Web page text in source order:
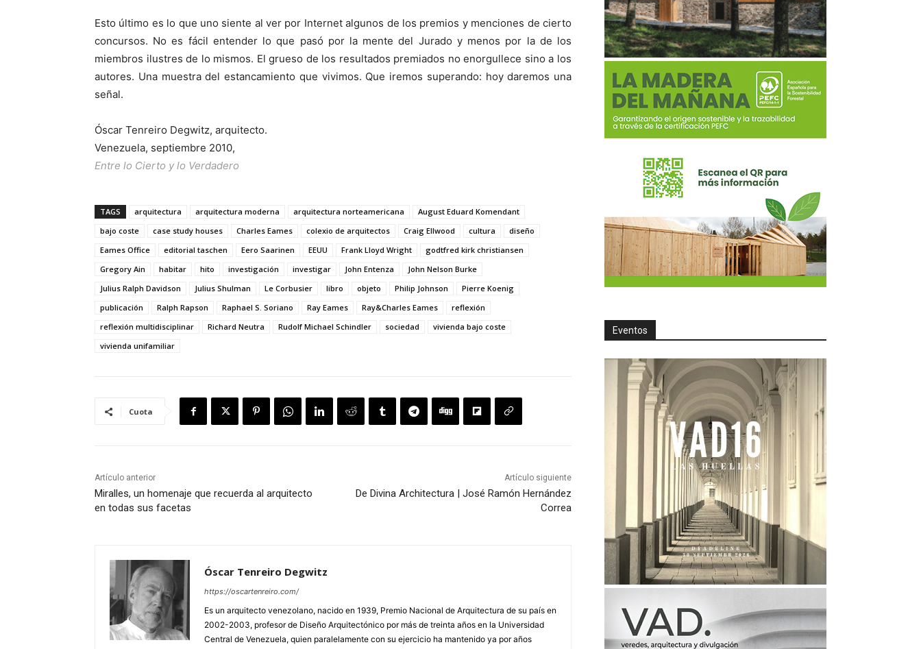
Esto último es lo que uno siente al ver por Internet algunos de los premios y menciones de cierto
concursos. No es fácil entender lo que pasó por la mente del Jurado y menos por la de los
miembros ilustres de lo mismos. El grueso de los resultados premiados no enorgullece sino a los
autores. Una muestra del estancamiento que vivimos. Que iremos superando: hoy daremos una
señal.
Óscar Tenreiro Degwitz, arquitecto.
Venezuela, septiembre 2010,
Entre lo Cierto y lo Verdadero
TAGS arquitectura arquitectura moderna arquitectura norteamericana
August Eduard Komendant
bajo coste
case study houses Charles Eames colexio de arquitectos Craig Ellwood cultura
diseño
Eames Office
editorial taschen Eero Saarinen EEUU Frank Lloyd Wright
godtfred kirk christiansen
Gregory Ain
habitar hito investigación investigar John Entenza
John Nelson Burke
Julius Ralph Davidson
Julius Shulman Le Corbusier libro objeto Philip Johnson
Pierre Koenig
publicación
Ralph Rapson Raphael S. Soriano Ray Eames Ray&Charles Eames
reflexión
reflexión multidisciplinar
Richard Neutra Rudolf Michael Schindler sociedad
vivienda bajo coste
vivienda unifamiliar
Cuota
Artículo anterior
Miralles, un homenaje que recuerda al arquitecto
en todas sus facetas
Artículo siguiente
De Divina Architectura | José Ramón Hernández
Correa
Óscar Tenreiro Degwitz
https://oscartenreiro.com/
Es un arquitecto venezolano, nacido en 1939, Premio Nacional de Arquitectura de su país en
2002-2003, profesor de Diseño Arquitectónico por más de treinta años en la Universidad
Central de Venezuela, quien paralelamente con su ejercicio ha mantenido ya por años
Eventos